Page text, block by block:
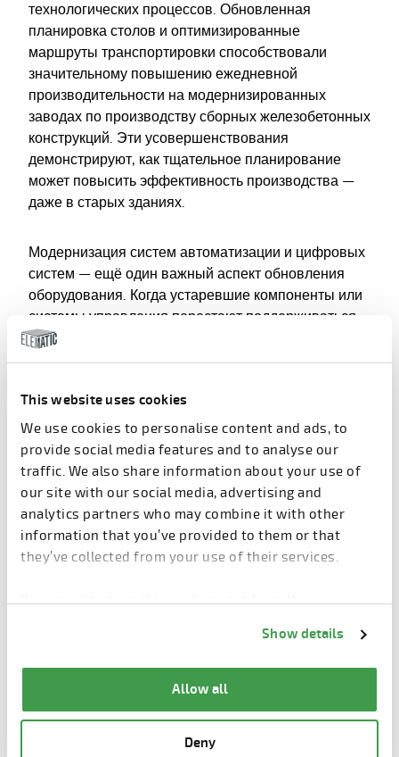
This website uses cookies
We use cookies to personalise content and ads, to
provide social media features and to analyse our
traffic. We also share information about your use of
our site with our social media, advertising and
analytics partners who may combine it with other
information that you’ve provided to them or that
they’ve collected from your use of their services.
You can change cookie preferences from the
Show details
Allow all
Deny
технологических процессов. Обновленная
планировка столов и оптимизированные
маршруты транспортировки способствовали
значительному повышению ежедневной
производительности на модернизированных
заводах по производству сборных железобетонных
конструкций. Эти усовершенствования
демонстрируют, как тщательное планирование
может повысить эффективность производства —
даже в старых зданиях.
Модернизация систем автоматизации и цифровых
систем — ещё один важный аспект обновления
оборудования. Когда устаревшие компоненты или
системы управления перестают поддерживаться,
их замена обеспечивает надёжность и
совместимость с будущими версиями.
поломок, вызванных устаревшим оборудованием,
и защищает ваше предприятие от простоев из-за
отсутствия запасных частей.
Решения по модернизации,
ремонту оборудования
целенаправленных усовершенствований до более
комплексных преобразований оборудования.
Elematic клиентам индивидуальные решения, в